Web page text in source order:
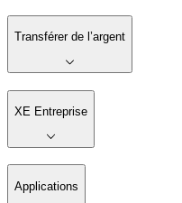
Transférer de l’argent
XE Entreprise
Applications